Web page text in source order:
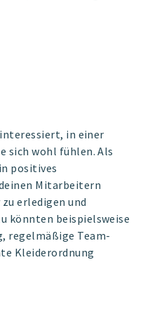
in einer
sich wohl fühlen. Als
positives
Mitarbeitern
erledigen und
könnten beispielsweise
regelmäßige Team-
Kleiderordnung